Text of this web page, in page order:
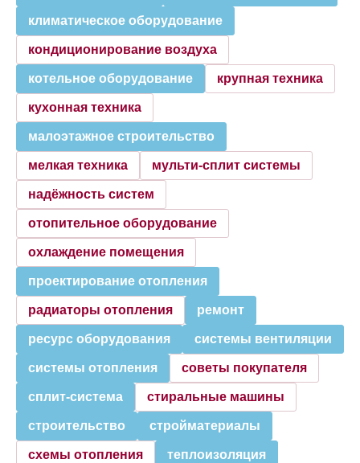
климатическое оборудование
кондиционирование воздуха
котельное оборудование крупная техника
кухонная техника
малоэтажное строительство
мелкая техника мульти-сплит системы
надёжность систем
отопительное оборудование
охлаждение помещения
проектирование отопления
радиаторы отопления ремонт
ресурс оборудования системы вентиляции
системы отопления советы покупателя
сплит-система стиральные машины
строительство стройматериалы
схемы отопления теплоизоляция